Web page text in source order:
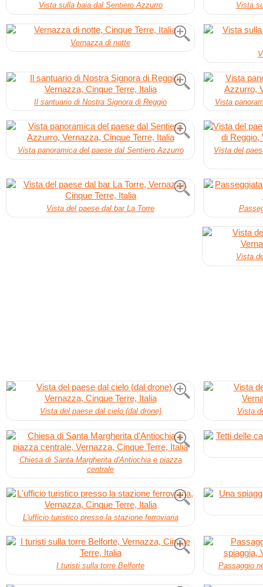
Vista sulla baia dal Sentiero Azzurro Vista
Vernazza di notte
Il santuario di Nostra Signora di Reggio Vista
Vista panoramica del paese dal Sentiero Azzurro Vista del
Vista del paese dal bar La Torre
Vista
Vista del paese dal cielo (dal drone) Vista
Chiesa di Santa Margherita d'Antiochia e piazza
centrale
L'ufficio turistico presso la stazione ferroviaria
I turisti sulla torre Belforte Passaggio